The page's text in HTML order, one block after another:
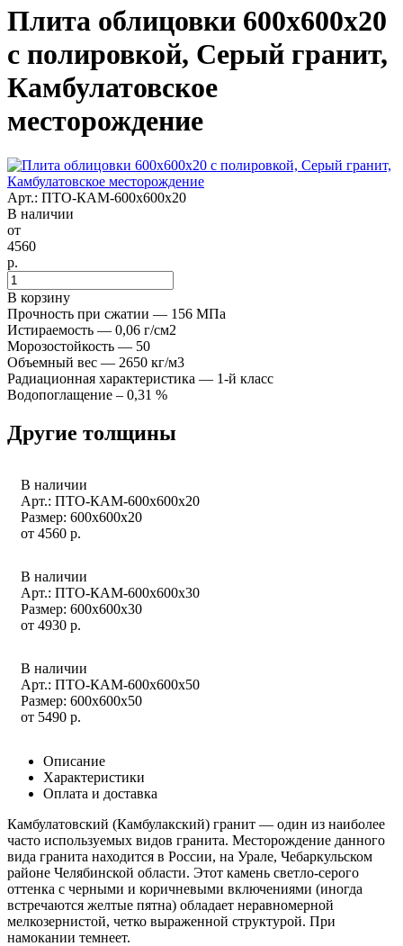
Плита облицовки 600x600x20
с полировкой, Серый гранит,
Камбулатовское
месторождение
Арт.: ПТО-КАМ-600х600х20
В наличии
от
4560
р.
В корзину
Прочность при сжатии — 156 МПа
Истираемость — 0,06 г/см2
Морозостойкость — 50
Объемный вес — 2650 кг/м3
Радиационная характеристика — 1-й класс
Водопоглащение – 0,31 %
Другие толщины
В наличии
Арт.: ПТО-КАМ-600х600х20
Размер: 600x600x20
от 4560 р.
В наличии
Арт.: ПТО-КАМ-600х600х30
Размер: 600x600x30
от 4930 р.
В наличии
Арт.: ПТО-КАМ-600х600х50
Размер: 600x600x50
от 5490 р.
Описание
Характеристики
Оплата и доставка
Камбулатовский (Камбулакский) гранит — один из наиболее
часто используемых видов гранита. Месторождение данного
вида гранита находится в России, на Урале, Чебаркульском
районе Челябинской области. Этот камень светло-серого
оттенка с черными и коричневыми включениями (иногда
встречаются желтые пятна) обладает неравномерной
мелкозернистой, четко выраженной структурой. При
намокании темнеет.